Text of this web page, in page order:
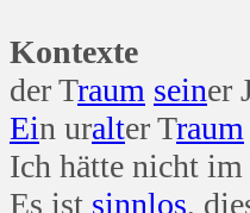
Kontexte
der Traum seiner
Ein uralter Traum
Ich hätte nicht im
Es ist sinnlos,